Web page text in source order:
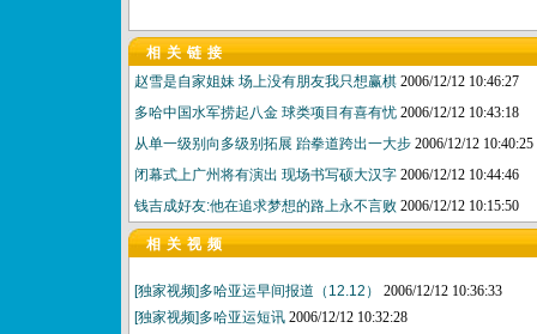
相关链接
赵雪是自家姐妹 场上没有朋友我只想赢棋 2006/12/12 10:46:27
多哈中国水军捞起八金 球类项目有喜有忧 2006/12/12 10:43:18
从单一级别向多级别拓展 跆拳道跨出一大步 2006/12/12 10:40:25
闭幕式上广州将有演出 现场书写硕大汉字 2006/12/12 10:44:46
钱吉成好友:他在追求梦想的路上永不言败 2006/12/12 10:15:50
相关视频
[独家视频]多哈亚运早间报道（12.12） 2006/12/12 10:36:33
[独家视频]多哈亚运短讯 2006/12/12 10:32:28